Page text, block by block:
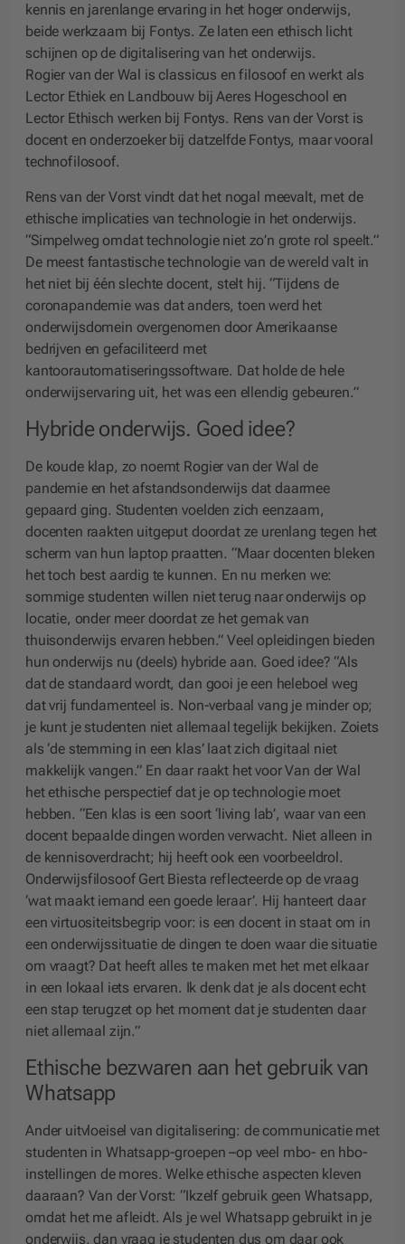
kennis en jarenlange ervaring in het hoger onderwijs,
beide werkzaam bij Fontys. Ze laten een ethisch licht
schijnen op de digitalisering van het onderwijs.
Rogier van der Wal is classicus en filosoof en werkt als
Lector Ethiek en Landbouw bij Aeres Hogeschool en
Lector Ethisch werken bij Fontys. Rens van der Vorst is
docent en onderzoeker bij datzelfde Fontys, maar vooral
technofilosoof.
Rens van der Vorst vindt dat het nogal meevalt, met de
ethische implicaties van technologie in het onderwijs.
“Simpelweg omdat technologie niet zo’n grote rol speelt.”
De meest fantastische technologie van de wereld valt in
het niet bij één slechte docent, stelt hij. “Tijdens de
coronapandemie was dat anders, toen werd het
onderwijsdomein overgenomen door Amerikaanse
bedrijven en gefaciliteerd met
kantoorautomatiseringssoftware. Dat holde de hele
onderwijservaring uit, het was een ellendig gebeuren.”
Hybride onderwijs. Goed idee?
De koude klap, zo noemt Rogier van der Wal de
pandemie en het afstandsonderwijs dat daarmee
gepaard ging. Studenten voelden zich eenzaam,
docenten raakten uitgeput doordat ze urenlang tegen het
scherm van hun laptop praatten. “Maar docenten bleken
het toch best aardig te kunnen. En nu merken we:
sommige studenten willen niet terug naar onderwijs op
locatie, onder meer doordat ze het gemak van
thuisonderwijs ervaren hebben.” Veel opleidingen bieden
hun onderwijs nu (deels) hybride aan. Goed idee? “Als
dat de standaard wordt, dan gooi je een heleboel weg
dat vrij fundamenteel is. Non-verbaal vang je minder op;
je kunt je studenten niet allemaal tegelijk bekijken. Zoiets
als ‘de stemming in een klas’ laat zich digitaal niet
makkelijk vangen.” En daar raakt het voor Van der Wal
het ethische perspectief dat je op technologie moet
hebben. “Een klas is een soort ‘living lab’, waar van een
docent bepaalde dingen worden verwacht. Niet alleen in
de kennisoverdracht; hij heeft ook een voorbeeldrol.
Onderwijsfilosoof Gert Biesta reflecteerde op de vraag
‘wat maakt iemand een goede leraar’. Hij hanteert daar
een virtuositeitsbegrip voor: is een docent in staat om in
een onderwijssituatie de dingen te doen waar die situatie
om vraagt? Dat heeft alles te maken met het met elkaar
in een lokaal iets ervaren. Ik denk dat je als docent echt
een stap terugzet op het moment dat je studenten daar
niet allemaal zijn.”
Ethische bezwaren aan het gebruik van
Whatsapp
Ander uitvloeisel van digitalisering: de communicatie met
studenten in Whatsapp-groepen –op veel mbo- en hbo-
instellingen de mores. Welke ethische aspecten kleven
daaraan? Van der Vorst: “Ikzelf gebruik geen Whatsapp,
omdat het me afleidt. Als je wel Whatsapp gebruikt in je
onderwijs, dan vraag je studenten dus om daar ook